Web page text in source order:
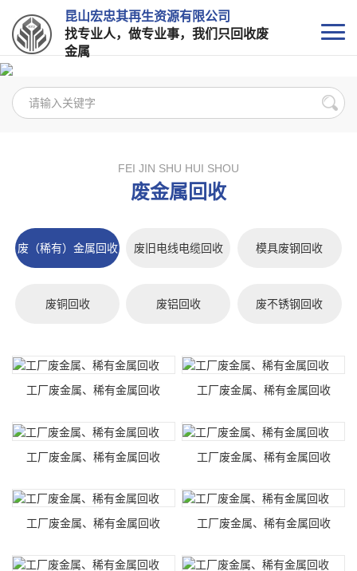
昆山宏忠其再生资源有限公司
找专业人，做专业事，我们只回收废
金属
FEI JIN SHU HUI SHOU
废金属回收
废（稀有）金属回收 废旧电线电缆回收 模具废钢回收
废铜回收 废铝回收 废不锈钢回收
工厂废金属、稀有金属回收 工厂废金属、稀有金属回收
工厂废金属、稀有金属回收 工厂废金属、稀有金属回收
工厂废金属、稀有金属回收 工厂废金属、稀有金属回收